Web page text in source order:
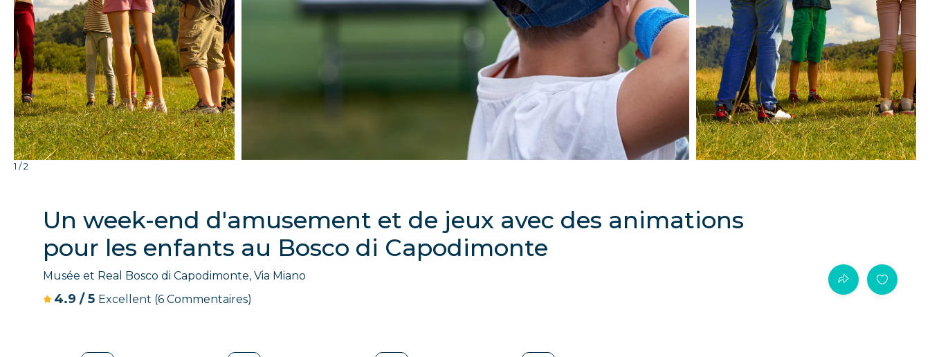
Cliquez pour agrandir
1 / 2
Un week-end d'amusement et de jeux avec des animations
pour les enfants au Bosco di Capodimonte
Musée et Real Bosco di Capodimonte, Via Miano
4.9 /5 Excellent (6 Commentaires)